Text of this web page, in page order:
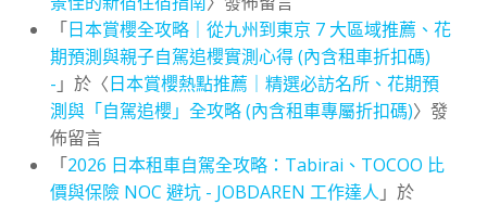
「日本賞櫻全攻略｜從九州到東京 7 大區域推薦、花
期預測與親子自駕追櫻實測心得 (內含租車折扣碼)
- 」於〈日本賞櫻熱點推薦｜精選必訪名所、花期預
測與「自駕追櫻」全攻略 (內含租車專屬折扣碼)〉發
佈留言
「2026 日本租車自駕全攻略：Tabirai、TOCOO 比
價與保險 NOC 避坑 - JOBDAREN 工作達人 」於